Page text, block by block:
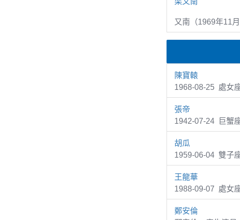
又南（1969年11
陳寶轅
1968-08-25 處女
張帝
1942-07-24 巨蟹
胡瓜
1959-06-04 雙子
王龍華
1988-09-07 處女
鄭安倫